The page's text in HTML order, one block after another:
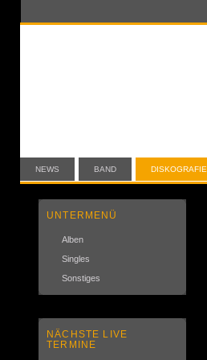
NEWS BAND DISKOGRAFIE
UNTERMENÜ
Alben
Singles
Sonstiges
NÄCHSTE LIVE
TERMINE